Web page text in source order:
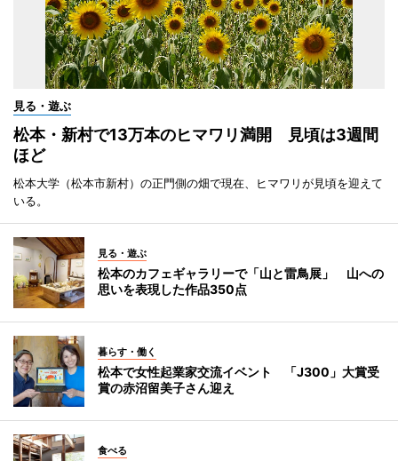
見る・遊ぶ
松本・新村で13万本のヒマワリ満開 見頃は3週間
ほど
松本大学（松本市新村）の正門側の畑で現在、ヒマワリが見頃を迎えて
いる。
見る・遊ぶ
松本のカフェギャラリーで「山と雷鳥展」 山への
思いを表現した作品350点
暮らす・働く
松本で女性起業家交流イベント 「J300」大賞受
賞の赤沼留美子さん迎え
食べる